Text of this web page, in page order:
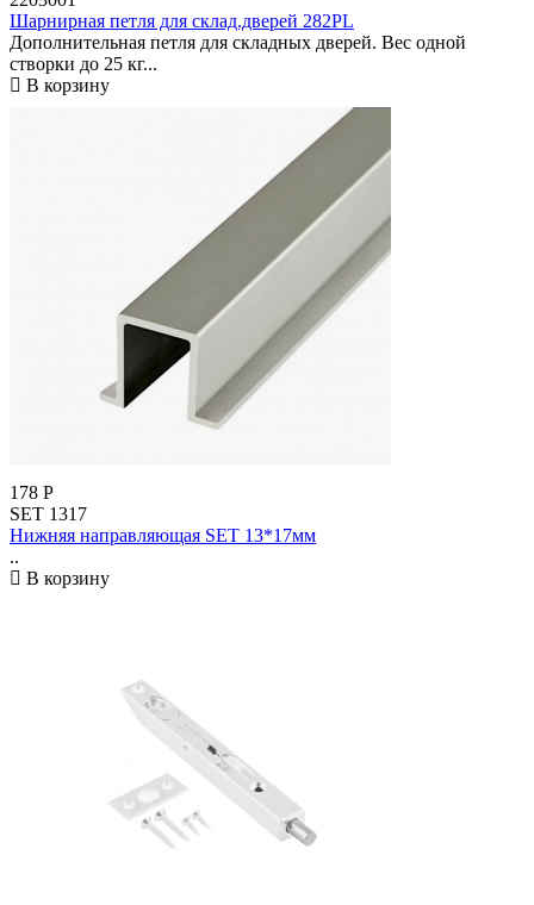
Шарнирная петля для склад.дверей 282PL
Дополнительная петля для складных дверей. Вес одной
створки до 25 кг...
В корзину
178 Р
SET 1317
Нижняя направляющая SET 13*17мм
..
В корзину